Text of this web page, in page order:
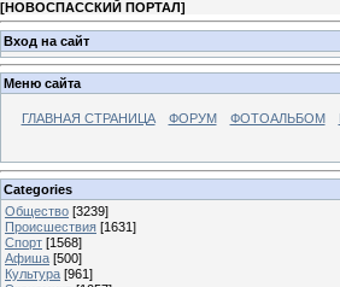
[НОВОСПАССКИЙ ПОРТАЛ]
Вход на сайт
Меню сайта
ГЛАВНАЯ СТРАНИЦА ФОРУМ ФОТОАЛЬБОМ
Categories
Общество [3239]
Происшествия [1631]
Спорт [1568]
Афиша [500]
Культура [961]